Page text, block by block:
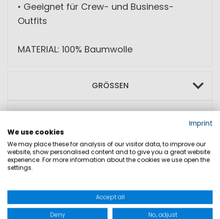
• Geeignet für Crew- und Business-
Outfits
MATERIAL: 100% Baumwolle
GRÖSSEN
PRODUKTSICHERHEIT
DAZU PASST
Imprint
We use cookies
We may place these for analysis of our visitor data, to improve our
website, show personalised content and to give you a great website
experience. For more information about the cookies we use open the
settings.
Accept all
Deny No, adjust